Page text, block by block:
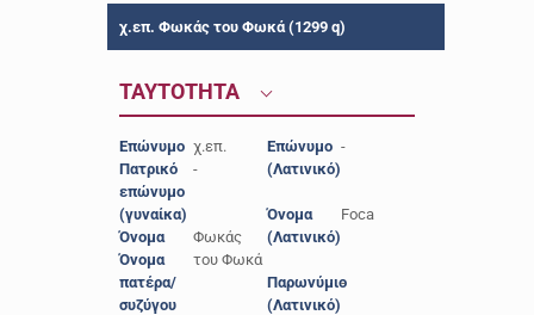
χ.επ. Φωκάς του Φωκά (1299 q)
ΤΑΥΤΟΤΗΤΑ
Επώνυμο χ.επ.
Πατρικό
επώνυμο
(γυναίκα)
-
Όνομα
Φωκάς
Όνομα
πατέρα/
συζύγου
του Φωκά
Επώνυμο
(Λατινικό)
-
Όνομα
(Λατινικό)
Foca
Παρωνύμιο
(Λατινικό)
-